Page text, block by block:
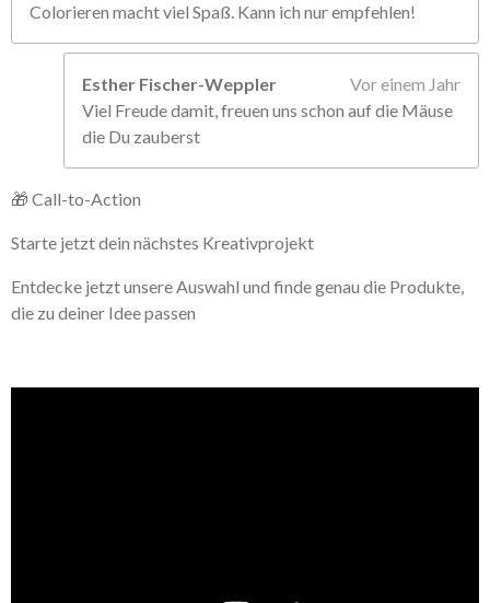
Colorieren macht viel Spaß. Kann ich nur empfehlen!
Esther Fischer-Weppler
Vor einem Jahr
Viel Freude damit, freuen uns schon auf die Mäuse
die Du zauberst
🎁 Call-to-Action
Starte jetzt dein nächstes Kreativprojekt
Entdecke jetzt unsere Auswahl und finde genau die Produkte,
die zu deiner Idee passen